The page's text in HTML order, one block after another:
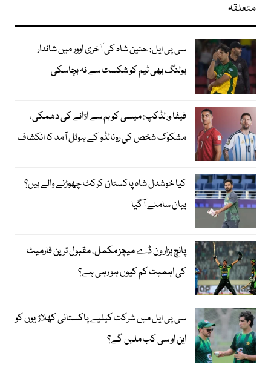
متعلقہ
سی پی ایل: حنین شاہ کی آخری اوور میں شاندار
بولنگ بھی ٹیم کو شکست سے نہ بچاسکی
فیفا ورلڈکپ: میسی کو بم سے اڑانے کی دھمکی،
مشکوک شخص کی رونالڈو کے ہوٹل آمد کا انکشاف
کیا خوشدل شاہ پاکستان کرکٹ چھوڑنے والے ہیں؟
بیان سامنے آگیا
پانچ ہزار ون ڈے میچز مکمل، مقبول ترین فارمیٹ
کی اہمیت کم کیوں ہو رہی ہے؟
سی پی ایل میں شرکت کیلیے پاکستانی کھلاڑیوں کو
این او سی کب ملیں گے؟